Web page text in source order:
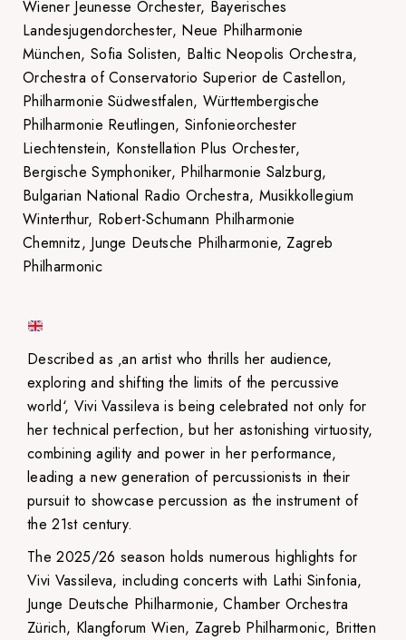
Wiener Jeunesse Orchester, Bayerisches
Landesjugendorchester, Neue Philharmonie
München, Sofia Solisten, Baltic Neopolis Orchestra,
Orchestra of Conservatorio Superior de Castellon,
Philharmonie Südwestfalen, Württembergische
Philharmonie Reutlingen, Sinfonieorchester
Liechtenstein, Konstellation Plus Orchester,
Bergische Symphoniker, Philharmonie Salzburg,
Bulgarian National Radio Orchestra, Musikkollegium
Winterthur, Robert-Schumann Philharmonie
Chemnitz, Junge Deutsche Philharmonie, Zagreb
Philharmonic
Described as ‚an artist who thrills her audience,
exploring and shifting the limits of the percussive
world‘, Vivi Vassileva is being celebrated not only for
her technical perfection, but her astonishing virtuosity,
combining agility and power in her performance,
leading a new generation of percussionists in their
pursuit to showcase percussion as the instrument of
the 21st century.
The 2025/26 season holds numerous highlights for
Vivi Vassileva, including concerts with Lathi Sinfonia,
Junge Deutsche Philharmonie, Chamber Orchestra
Zürich, Klangforum Wien, Zagreb Philharmonic, Britten